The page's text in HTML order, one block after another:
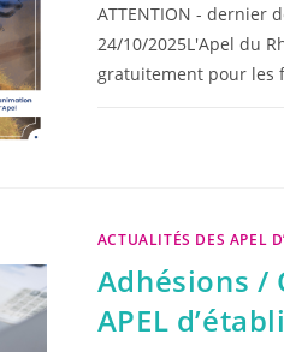
ATTENTION - dernier
24/10/2025L'Apel du
gratuitement pour les
ACTUALITÉS DES APEL
Adhésions /
APEL